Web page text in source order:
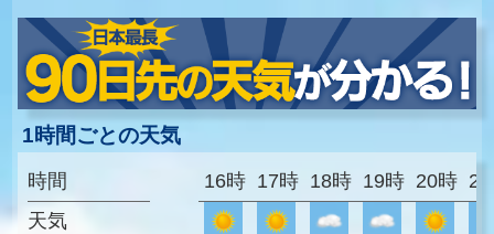
1時間ごとの天気
時間
天気
16時 17時 18時 19時 20時